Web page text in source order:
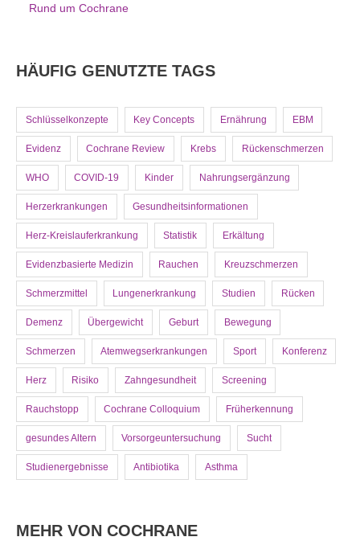
Rund um Cochrane
HÄUFIG GENUTZTE TAGS
Schlüsselkonzepte Key Concepts Ernährung EBM
Evidenz Cochrane Review Krebs Rückenschmerzen
WHO COVID-19 Kinder Nahrungsergänzung
Herzerkrankungen Gesundheitsinformationen
Herz-Kreislauferkrankung Statistik Erkältung
Evidenzbasierte Medizin Rauchen Kreuzschmerzen
Schmerzmittel Lungenerkrankung Studien Rücken
Demenz Übergewicht Geburt Bewegung
Schmerzen Atemwegserkrankungen Sport Konferenz
Herz Risiko Zahngesundheit Screening
Rauchstopp Cochrane Colloquium Früherkennung
gesundes Altern Vorsorgeuntersuchung Sucht
Studienergebnisse Antibiotika Asthma
MEHR VON COCHRANE